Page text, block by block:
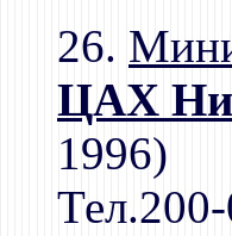
26.
ЦАХ
1996)